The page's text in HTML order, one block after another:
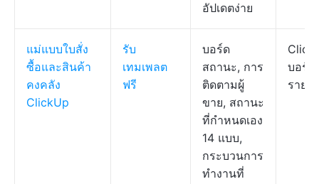
อัปเดตง่าย
แม่แบบใบสั่ง
ซื้อและสินค้า
คงคลัง
ClickUp
รับ
เทมเพลต
ฟรี
บอร์ด
สถานะ, การ
ติดตามผู้
ขาย, สถานะ
ที่กำหนดเอง
14 แบบ,
กระบวนการ
ทำงานที่
บอร์ด,
รายก